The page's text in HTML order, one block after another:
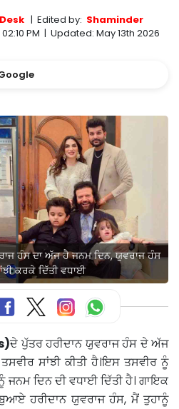
| Edited by: Shaminder
PM | Updated: May 13th 2026
ਹੰਸ ਦਾ ਅੱਜ ਹੈ ਜਨਮ ਦਿਨ, ਯੁਵਰਾਜ ਹੰਸ
ਕਰਕੇ ਦਿੱਤੀ ਵਧਾਈ
ਦੇ ਪੁੱਤਰ ਹਰੀਦਾਨ ਯੁਵਰਾਜ ਹੰਸ ਦੇ ਅੱਜ
ਸਾਂਝੀ ਕੀਤੀ ਹੈ।ਇਸ ਤਸਵੀਰ ਨੂੰ
ਦਿਨ ਦੀ ਵਧਾਈ ਦਿੱਤੀ ਹੈ। ਗਾਇਕ
ਹਰੀਦਾਨ ਯੁਵਰਾਜ ਹੰਸ, ਮੈਂ ਤੁਹਾਨੂੰ